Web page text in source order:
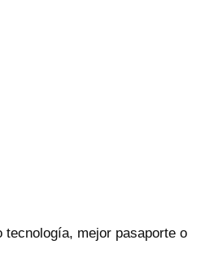
mejor pasaporte o